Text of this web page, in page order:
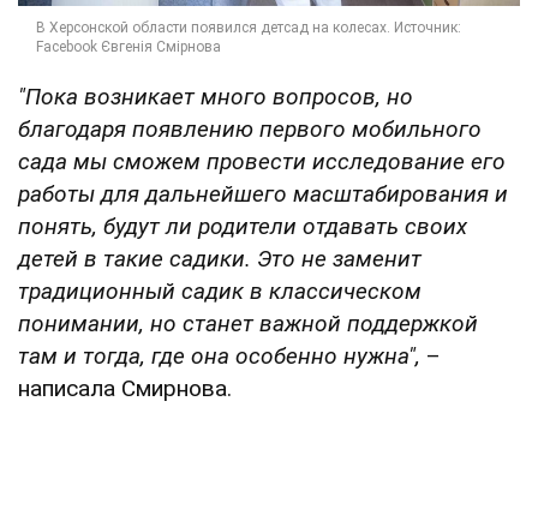
"Пока возникает много вопросов, но
благодаря появлению первого мобильного
сада мы сможем провести исследование его
работы для дальнейшего масштабирования и
понять, будут ли родители отдавать своих
детей в такие садики. Это не заменит
традиционный садик в классическом
понимании, но станет важной поддержкой
там и тогда, где она особенно нужна", –
написала Смирнова.